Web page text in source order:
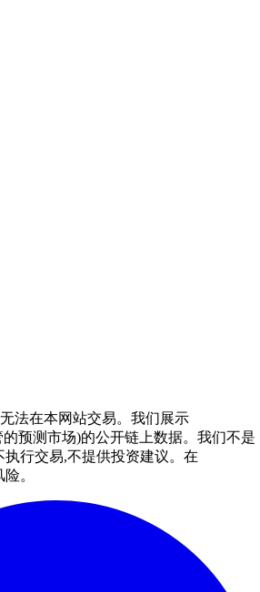
法在本网站交易。我们展示
的预测市场)的公开链上数据。我们不是
行交易,不提供投资建议。在
。